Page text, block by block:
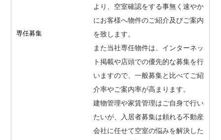
専任募集
より、空室確認をする事無く速やか
にお客様へ物件のご紹介及びご案内
を致します。
また当社専任物件は、インターネッ
ト掲載や店頭での優先的な募集を行
いますので、一般募集と比べてご紹
介率やご案内率が高まります。
建物管理や家賃管理はご自身で行い
たいが、入居者募集は頼れる不動産
会社に任せて空室の悩みを解決した